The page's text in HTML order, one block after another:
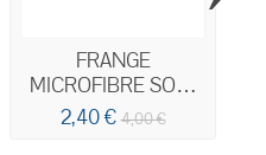
FRANGE
MICROFIBRE SOFT
BLANCHE VELCRO
40CM
2,40 €4,00 €